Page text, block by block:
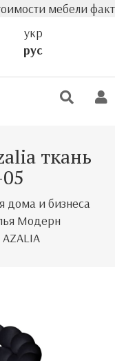
мебели
укр
рус
ткань
дома и бизнеса
Модерн